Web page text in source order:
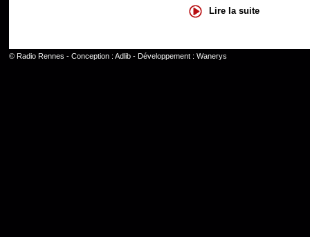
Lire la suite
© Radio Rennes - Conception : Adlib- Développement : Wanerys